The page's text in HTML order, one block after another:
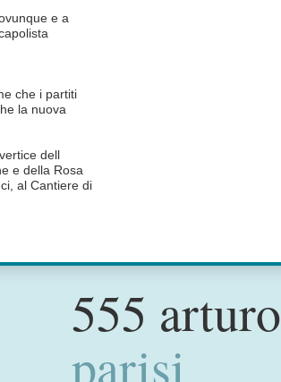
e a
che i partiti
la nuova
dell
e della Rosa
al Cantiere di
555 arturo
parisi